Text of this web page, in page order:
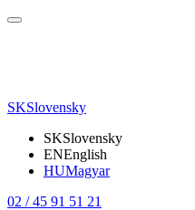
SKSlovensky
SKSlovensky
ENEnglish
HUMagyar
02 / 45 91 51 21